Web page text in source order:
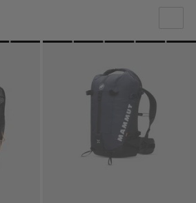
ONZE AANBEVELING
PRIJS LAAG NAAR HOOG
PRIJS HOOG NAAR LAAG
WAT IS ER NIEUW
BEOORDELING